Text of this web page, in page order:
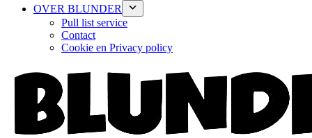
OVER BLUNDER
Pull list service
Contact
Cookie en Privacy policy